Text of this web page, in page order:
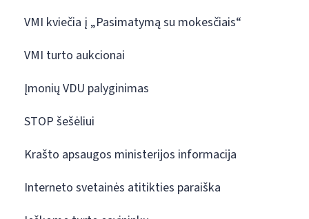
VMI kviečia į „Pasimatymą su mokesčiais“
VMI turto aukcionai
Įmonių VDU palyginimas
STOP šešėliui
Krašto apsaugos ministerijos informacija
Interneto svetainės atitikties paraiška